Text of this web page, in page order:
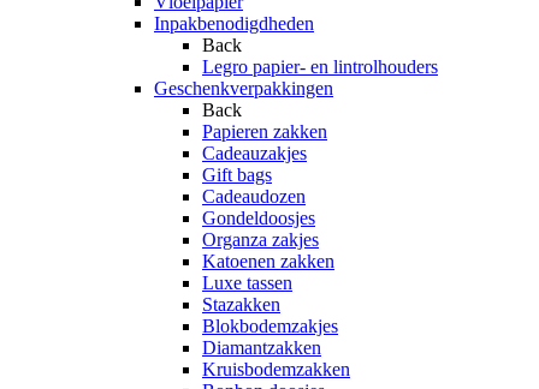
Inpakbenodigdheden
Back
Legro papier- en lintrolhouders
Geschenkverpakkingen
Back
Papieren zakken
Cadeauzakjes
Gift bags
Cadeaudozen
Gondeldoosjes
Organza zakjes
Katoenen zakken
Luxe tassen
Stazakken
Blokbodemzakjes
Diamantzakken
Kruisbodemzakken